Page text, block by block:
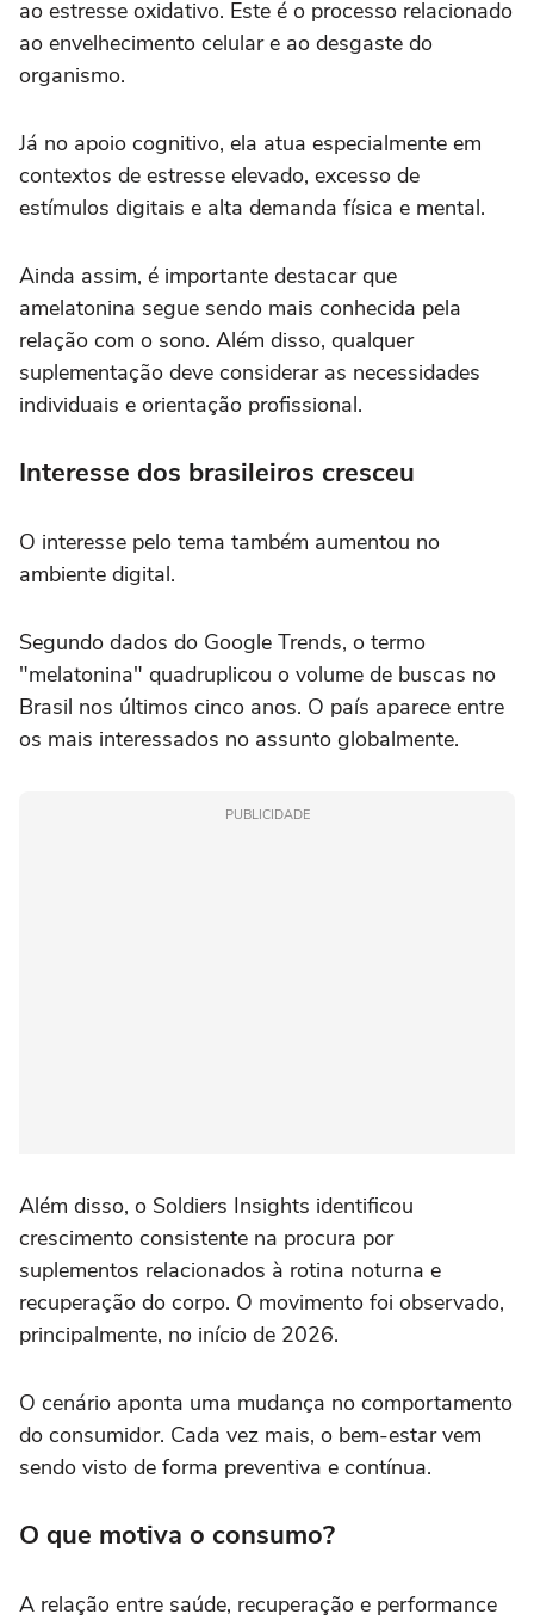
ao estresse oxidativo. Este é o processo relacionado
ao envelhecimento celular e ao desgaste do
organismo.
Já no apoio cognitivo, ela atua especialmente em
contextos de estresse elevado, excesso de
estímulos digitais e alta demanda física e mental.
Ainda assim, é importante destacar que
amelatonina segue sendo mais conhecida pela
relação com o sono. Além disso, qualquer
suplementação deve considerar as necessidades
individuais e orientação profissional.
Interesse dos brasileiros cresceu
O interesse pelo tema também aumentou no
ambiente digital.
Segundo dados do Google Trends, o termo
"melatonina" quadruplicou o volume de buscas no
Brasil nos últimos cinco anos. O país aparece entre
os mais interessados no assunto globalmente.
PUBLICIDADE
Além disso, o Soldiers Insights identificou
crescimento consistente na procura por
suplementos relacionados à rotina noturna e
recuperação do corpo. O movimento foi observado,
principalmente, no início de 2026.
O cenário aponta uma mudança no comportamento
do consumidor. Cada vez mais, o bem-estar vem
sendo visto de forma preventiva e contínua.
O que motiva o consumo?
A relação entre saúde, recuperação e performance